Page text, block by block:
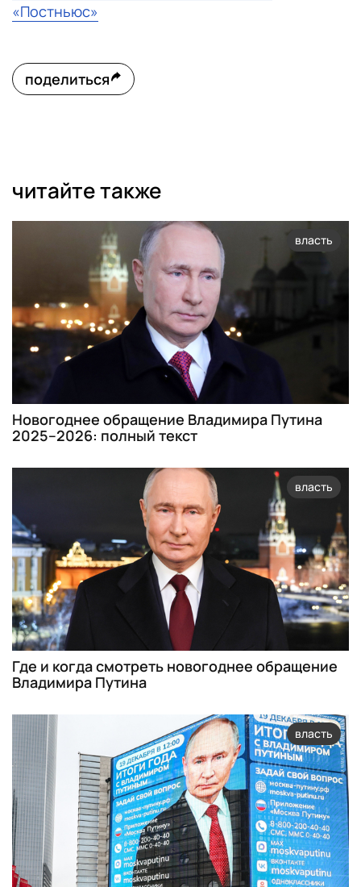
«Постньюс»
поделиться
читайте также
власть
Новогоднее обращение Владимира Путина
2025–2026: полный текст
власть
Где и когда смотреть новогоднее обращение
Владимира Путина
власть